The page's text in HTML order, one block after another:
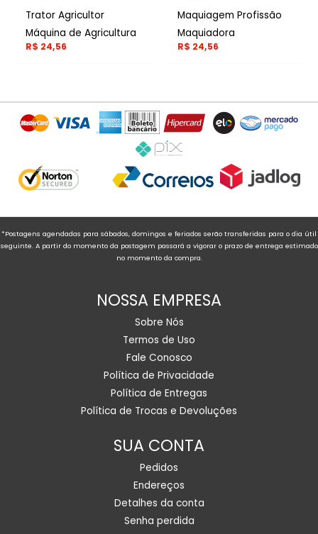
Trator Agricultor
Máquina de Agricultura
R$ 24,56
Maquiagem Profissão
Maquiadora
R$ 24,56
*Postagens agendadas para sábados, domingos e feriados serão transferidas para o dia útil
seguinte. A partir do momento da postagem passará a vigorar o prazo de entrega estimado
no momento da compra.
NOSSA EMPRESA
Sobre Nós
Termos de Uso
Fale Conosco
Política de Privacidade
Política de Entregas
Política de Trocas e Devoluções
SUA CONTA
Pedidos
Endereços
Detalhes da conta
Senha perdida